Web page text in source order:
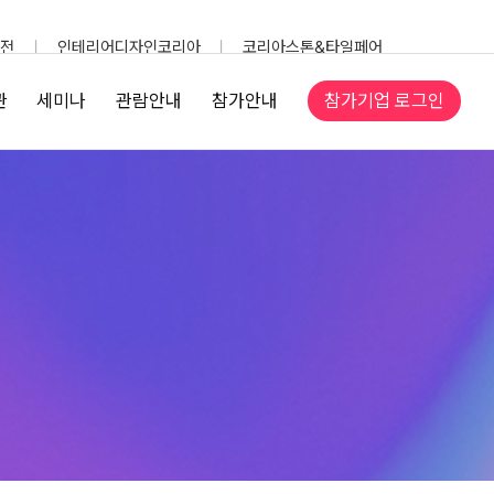
인테리어디자인코리아
코리아스톤&타일페어
세미나 관람안내 참가안내 참가기업 로그인